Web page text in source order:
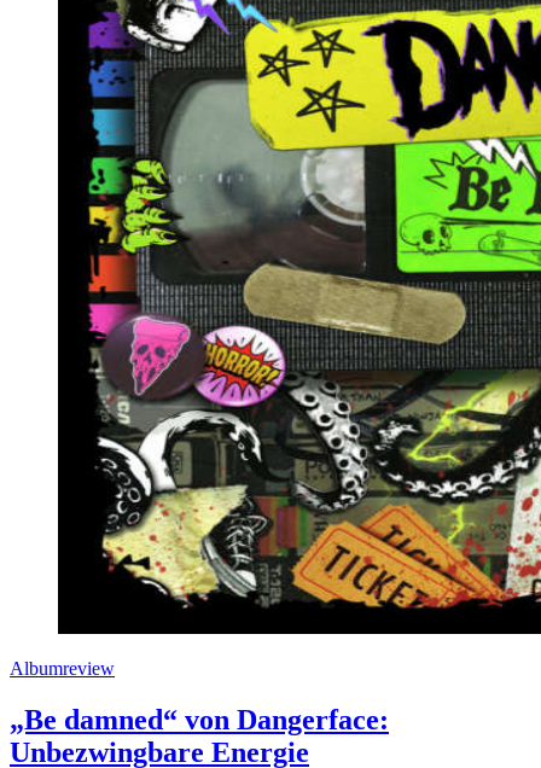
Albumreview
„Be damned“ von Dangerface:
Unbezwingbare Energie